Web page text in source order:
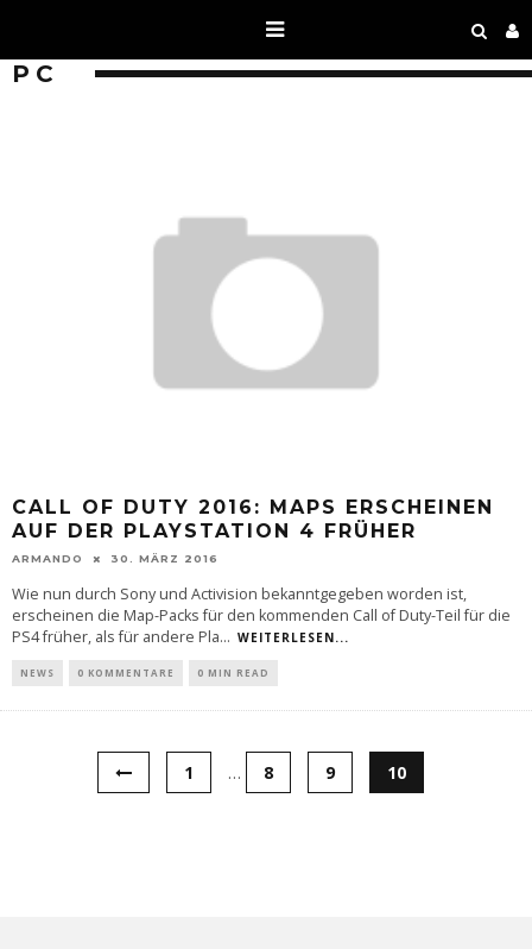
PC
CALL OF DUTY 2016: MAPS ERSCHEINEN
AUF DER PLAYSTATION 4 FRÜHER
ARMANDO 30. MÄRZ 2016
Wie nun durch Sony und Activision bekanntgegeben worden ist,
erscheinen die Map-Packs für den kommenden Call of Duty-Teil für die
PS4 früher, als für andere Pla... WEITERLESEN...
NEWS 0 KOMMENTARE 0 MIN READ
1 … 8 9 10